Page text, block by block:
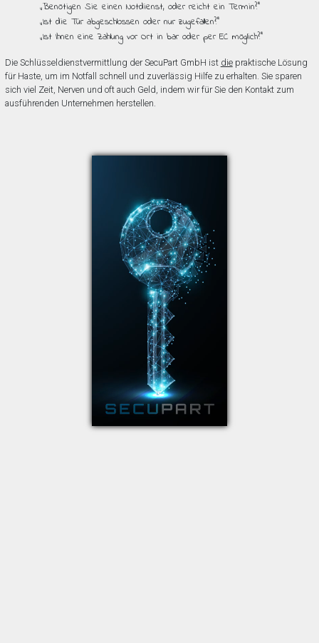
„Benötigen Sie einen Notdienst, oder reicht ein Termin?”
„Ist die Tür abgeschlossen oder nur zugefallen?”
„Ist Ihnen eine Zahlung vor Ort in bar oder per EC möglich?”
Die Schlüsseldienstvermittlung der SecuPart GmbH ist diepraktische Lösung
für Haste, um im Notfall schnell und zuverlässig Hilfe zu erhalten. Sie sparen
sich viel Zeit, Nerven und oft auch Geld, indem wir für Sie den Kontakt zum
ausführenden Unternehmen herstellen.